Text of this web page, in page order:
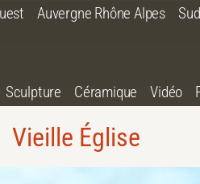
Auvergne Rhône Alpes
Sculpture Céramique Vidéo
Vieille Église